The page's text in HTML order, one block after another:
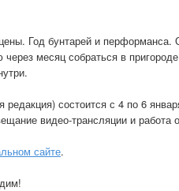
Год бунтарей и
месяц собраться в
редакция) состоится с 4 по 6
видео-трансляции и работа
сайте.